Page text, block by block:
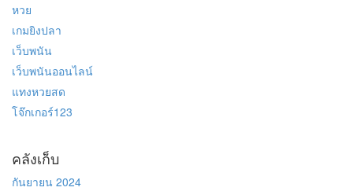
หวย
เกมยิงปลา
เว็บพนัน
เว็บพนันออนไลน์
แทงหวยสด
โจ๊กเกอร์123
คลังเก็บ
กันยายน 2024